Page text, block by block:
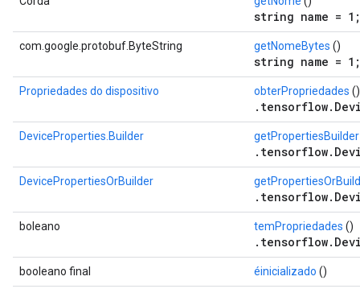
string name = 1;
com.google.protobuf.ByteString getNomeBytes ()
string name = 1;
Propriedades do dispositivo obterPropriedades ()
DeviceProperties.Builder getPropertiesBuilder
DevicePropertiesOrBuilder
boleano temPropriedades ()
booleano final éinicializado ()